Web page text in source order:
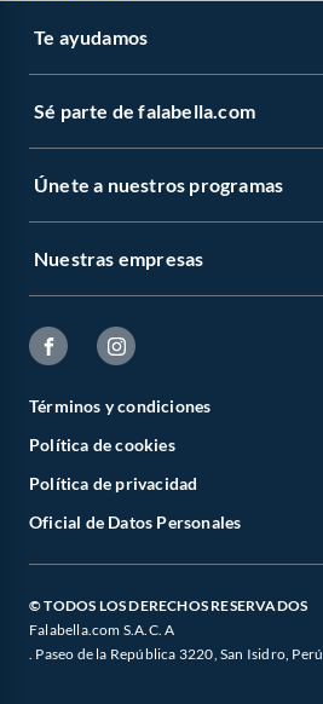
Te ayudamos
Sé parte de falabella.com
Únete a nuestros programas
Nuestras empresas
Términos y condiciones
Política de cookies
Política de privacidad
Oficial de Datos Personales
© TODOS LOS DERECHOS RESERVADOS
Falabella.com S.A.C. A
. Paseo de la República 3220, San Isidro, Perú